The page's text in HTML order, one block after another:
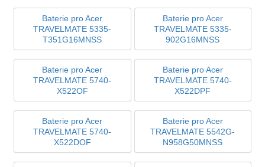
Baterie pro Acer
TRAVELMATE 5335-
T351G16MNSS
Baterie pro Acer
TRAVELMATE 5335-
902G16MNSS
Baterie pro Acer
TRAVELMATE 5740-
X522OF
Baterie pro Acer
TRAVELMATE 5740-
X522DPF
Baterie pro Acer
TRAVELMATE 5740-
X522DOF
Baterie pro Acer
TRAVELMATE 5542G-
N958G50MNSS